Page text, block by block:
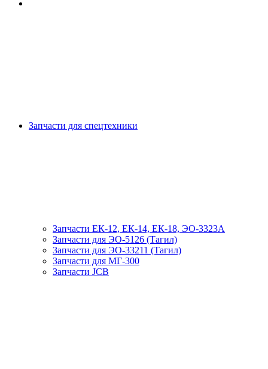
Запчасти для спецтехники
Запчасти ЕК-12, ЕК-14, ЕК-18, ЭО-3323А
Запчасти для ЭО-5126 (Тагил)
Запчасти для ЭО-33211 (Тагил)
Запчасти для МГ-300
Запчасти JCB